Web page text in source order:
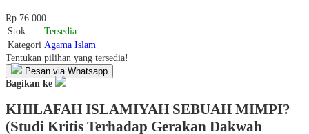
Rp 76.000
Stok
Tersedia
Kategori Agama Islam
Tentukan pilihan yang tersedia!
Pesan via Whatsapp
Bagikan ke
KHILAFAH ISLAMIYAH SEBUAH MIMPI?
(Studi Kritis Terhadap Gerakan Dakwah